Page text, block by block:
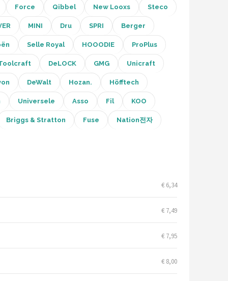
Force Qibbel New Looxs Steco
MINI Dru SPRI Berger
Selle Royal HOOODIE ProPlus
DeLOCK GMG Unicraft
DeWalt Hozan. Höfftech
Universele Asso Fil KOO
Briggs & Stratton Fuse Nation전자
€ 6,34
€ 7,49
€ 7,95
€ 8,00